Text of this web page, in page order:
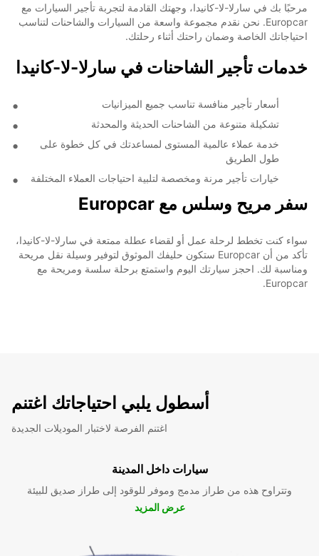
مرحبًا بك في سارلا-لا-كانيدا، وجهتك القادمة لتجربة تأجير السيارات مع
Europcar. نحن نقدم مجموعة واسعة من السيارات والشاحنات لتناسب
احتياجاتك الخاصة وضمان راحتك أثناء رحلتك.
خدمات تأجير الشاحنات في سارلا-لا-كانيدا
أسعار تأجير منافسة تناسب جميع الميزانيات
تشكيلة متنوعة من الشاحنات الحديثة والمحدثة
خدمة عملاء عالمية المستوى لمساعدتك في كل خطوة على
طول الطريق
خيارات تأجير مرنة ومخصصة لتلبية احتياجات العملاء المختلفة
سفر مريح وسلس مع Europcar
سواء كنت تخطط لرحلة عمل أو لقضاء عطلة ممتعة في سارلا-لا-كانيدا،
تأكد من أن Europcar ستكون حليفك الموثوق لتوفير وسيلة نقل مريحة
ومناسبة لك. احجز سيارتك اليوم واستمتع برحلة سلسة ومريحة مع
Europcar.
أسطول يلبي احتياجاتك اغتنم
اغتنم الفرصة لاختبار الموديلات الجديدة
سيارات داخل المدينة
وتتراوح هذه من طراز مدمج وموفر للوقود إلى طراز صديق للبيئة
عرض المزيد